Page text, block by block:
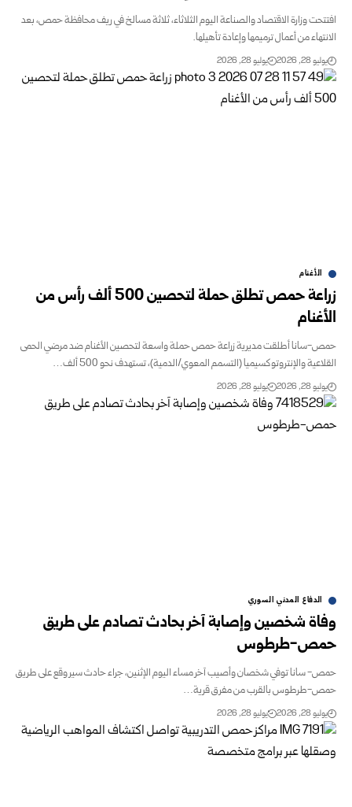
افتتحت وزارة الاقتصاد والصناعة اليوم الثلاثاء، ثلاثة مسالخ في ريف محافظة حمص، بعد
الانتهاء من أعمال ترميمها وإعادة تأهيلها.
يوليو 28, 2026 يوليو 28, 2026
الأغنام
زراعة حمص تطلق حملة لتحصين 500 ألف رأس من
الأغنام
حمص-سانا‏ أطلقت مديرية زراعة حمص حملة واسعة لتحصين الأغنام ضد مرضي الحمى
القلاعية ‏والإنتروتوكسيميا (التسمم المعوي/الدمية)، تستهدف نحو 500 ألف…
يوليو 28, 2026 يوليو 28, 2026
الدفاع المدني السوري
وفاة شخصين وإصابة آخر بحادث تصادم على طريق
حمص-طرطوس
حمص- سانا توفي شخصان وأصيب آخر مساء اليوم الإثنين، جراء حادث سير وقع على طريق
حمص-طرطوس بالقرب من مفرق قرية…
يوليو 28, 2026 يوليو 28, 2026